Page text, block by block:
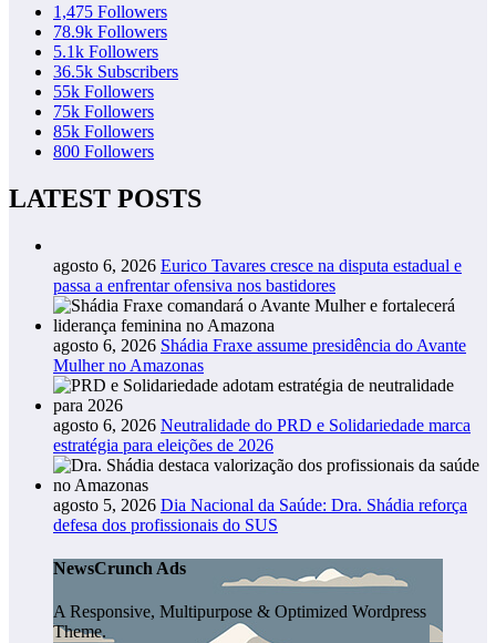
1,475 Followers
78.9k Followers
5.1k Followers
36.5k Subscribers
55k Followers
75k Followers
85k Followers
800 Followers
LATEST POSTS
agosto 6, 2026 Eurico Tavares cresce na disputa estadual e
passa a enfrentar ofensiva nos bastidores
agosto 6, 2026 Shádia Fraxe assume presidência do Avante
Mulher no Amazonas
agosto 6, 2026 Neutralidade do PRD e Solidariedade marca
estratégia para eleições de 2026
agosto 5, 2026 Dia Nacional da Saúde: Dra. Shádia reforça
defesa dos profissionais do SUS
NewsCrunch Ads
A Responsive, Multipurpose & Optimized Wordpress
Theme.